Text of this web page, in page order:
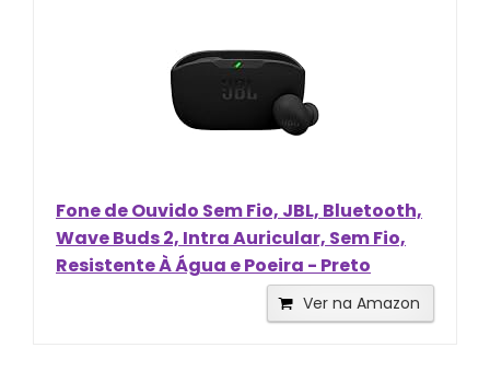
Fone de Ouvido Sem Fio, JBL, Bluetooth,
Wave Buds 2, Intra Auricular, Sem Fio,
Resistente À Água e Poeira - Preto
Ver na Amazon